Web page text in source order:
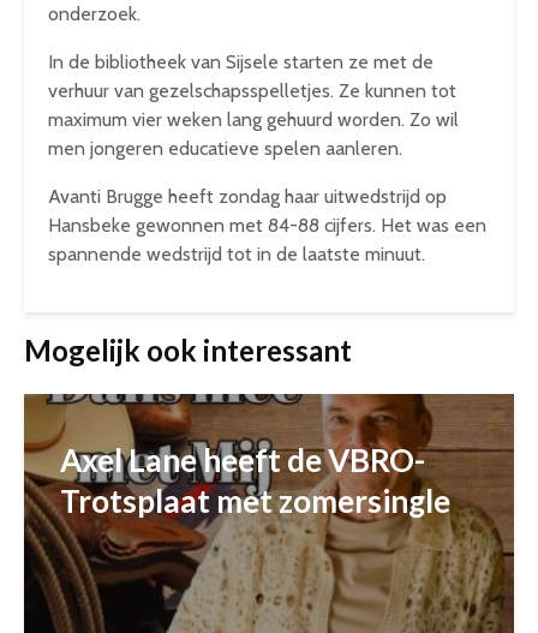
onderzoek.
In de bibliotheek van Sijsele starten ze met de
verhuur van gezelschapsspelletjes. Ze kunnen tot
maximum vier weken lang gehuurd worden. Zo wil
men jongeren educatieve spelen aanleren.
Avanti Brugge heeft zondag haar uitwedstrijd op
Hansbeke gewonnen met 84-88 cijfers. Het was een
spannende wedstrijd tot in de laatste minuut.
Mogelijk ook interessant
Axel Lane heeft de VBRO-
Trotsplaat met zomersingle